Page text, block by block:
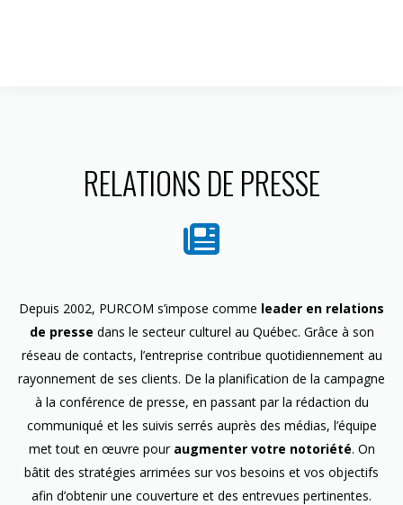
RELATIONS DE PRESSE
Depuis 2002, PURCOM s’impose comme leader en relations
de presse dans le secteur culturel au Québec. Grâce à son
réseau de contacts, l’entreprise contribue quotidiennement au
rayonnement de ses clients. De la planification de la campagne
à la conférence de presse, en passant par la rédaction du
communiqué et les suivis serrés auprès des médias, l’équipe
met tout en œuvre pour augmenter votre notoriété. On
bâtit des stratégies arrimées sur vos besoins et vos objectifs
afin d’obtenir une couverture et des entrevues pertinentes.